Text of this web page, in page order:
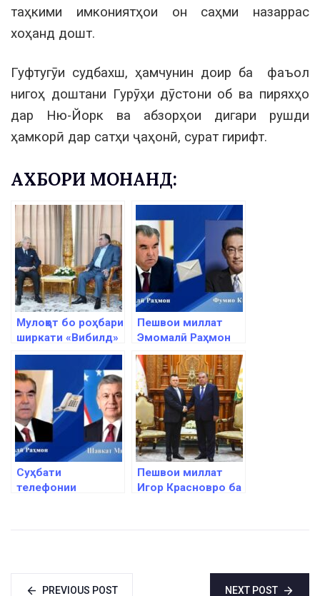
таҳкими имкониятҳои он саҳми назаррас
хоҳанд дошт.
Гуфтугӯи судбахш, ҳамчунин доир ба фаъол
нигоҳ доштани Гурӯҳи дӯстони об ва пиряхҳо
дар Ню-Йорк ва абзорҳои дигари рушди
ҳамкорӣ дар сатҳи ҷаҳонӣ, сурат гирифт.
АХБОРИ МОНАНД:
Мулоқот бо роҳбари
ширкати «Вибилд»
Пиетро Салини
Пешвои миллат
Эмомалӣ Раҳмон
ба Сарвазири
Ҷопон Фумио
Кисида барқияи
изҳори тасаллӣ
ирсол намуданд
Суҳбати
телефонии
Пешвои миллат
Игор Красновро ба
PREVIOUS POST NEXT POST